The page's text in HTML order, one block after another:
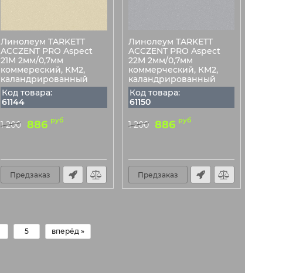
Линолеум TARKETT
ACCZENT PRO Aspect
21M 2мм/0,7мм
коммереский, КМ2,
каландрированный
Код товара:
61144
1 200 886 руб
Предзаказ
Линолеум TARKETT
ACCZENT PRO Aspect
22M 2мм/0,7мм
коммерческий, КМ2,
каландрированный
Код товара:
61150
1 200 886 руб
Предзаказ
5 вперёд »